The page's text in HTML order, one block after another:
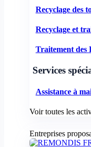
Recyclage des
Recyclage et
Traitement des
Services
Assistance à
Voir toutes les
Entreprises